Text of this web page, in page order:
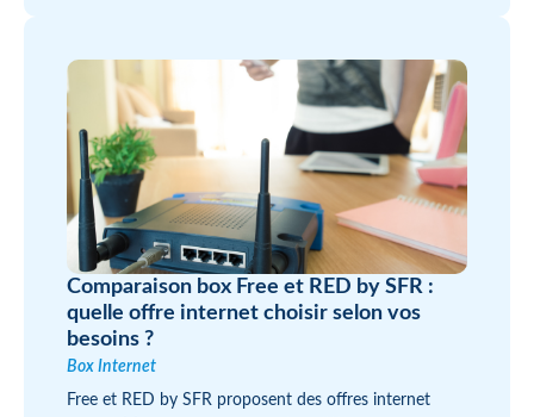
Comparaison box Free et RED by SFR :
quelle offre internet choisir selon vos
besoins ?
Box Internet
Free et RED by SFR proposent des offres internet